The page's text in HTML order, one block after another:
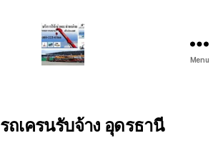
รถ
เครน
Menu
รถเครนรับจ้าง อุดรธานี